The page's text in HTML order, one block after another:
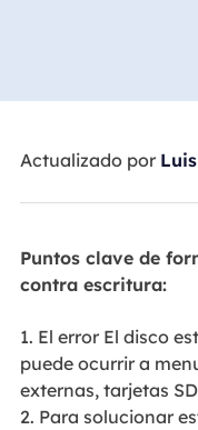
Actualizado por Luis
Puntos clave de
contra escritura:
1. El error El disco
puede ocurrir a
externas, tarjetas
2. Para solucionar